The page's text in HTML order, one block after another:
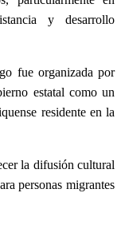
y desarrollo
fue organizada por
estatal como un
residente en la
la difusión cultural
personas migrantes